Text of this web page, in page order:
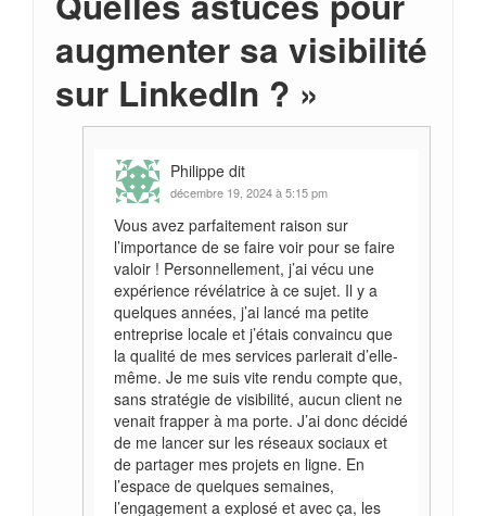
longues heures d'attente au
bord en hiver. Le design est
basé sur notre camouflage
C2G avec une couleur
accessoire idéal de chaque
carpiste en hiver.
augmenter sa visibilité
sur LinkedIn ? »
Philippe dit
décembre 19, 2024 à 5:15 pm
Vous avez parfaitement raison sur
l’importance de se faire voir pour se faire
valoir ! Personnellement, j’ai vécu une
expérience révélatrice à ce sujet. Il y a
quelques années, j’ai lancé ma petite
entreprise locale et j’étais convaincu que
la qualité de mes services parlerait d’elle-
même. Je me suis vite rendu compte que,
sans stratégie de visibilité, aucun client ne
venait frapper à ma porte. J’ai donc décidé
de me lancer sur les réseaux sociaux et
de partager mes projets en ligne. En
l’espace de quelques semaines,
l’engagement a explosé et avec ça, les